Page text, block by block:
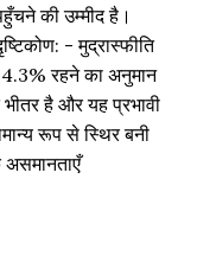
की उम्मीद है।
- मुद्रास्फीति
रहने का अनुमान
है और यह प्रभावी
रूप से स्थिर बनी
असमानताएँ